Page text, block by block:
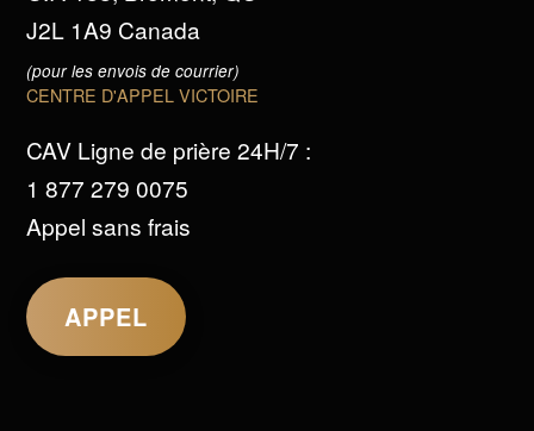
J2L 1A9 Canada
(pour les envois de courrier)
CENTRE D'APPEL VICTOIRE
CAV Ligne de prière 24H/7 :
1 877 279 0075
Appel sans frais
APPEL